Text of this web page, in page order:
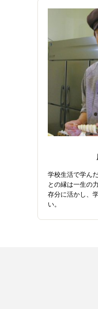
学校生活で学ん
との縁は一生の
存分に活かし、
い。